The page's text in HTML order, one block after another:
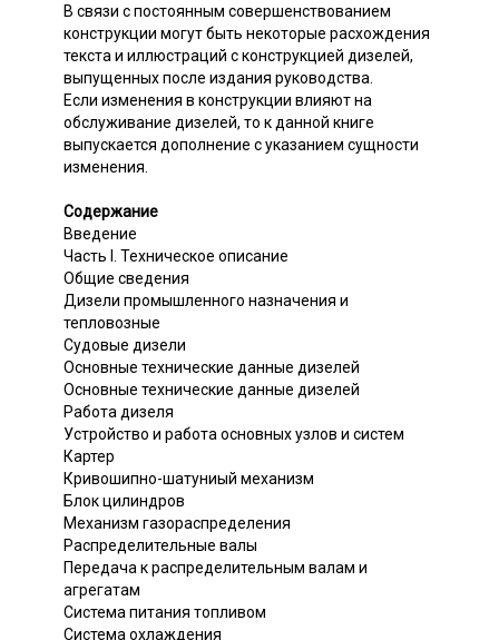
В связи с постоянным совершенствованием
конструкции могут быть некоторые расхождения
текста и иллюстраций с конструкцией дизелей,
выпущенных после издания руководства.
Если изменения в конструкции влияют на
обслуживание дизелей, то к данной книге
выпускается дополнение с указанием сущности
изменения.
Содержание
Введение
Часть I. Техническое описание
Общие сведения
Дизели промышленного назначения и
тепловозные
Судовые дизели
Основные технические данные дизелей
Основные технические данные дизелей
Работа дизеля
Устройство и работа основных узлов и систем
Картер
Кривошипно-шатуниый механизм
Блок цилиндров
Механизм газораспределения
Распределительные валы
Передача к распределительным валам и
агрегатам
Система питания топливом
Система охлаждения